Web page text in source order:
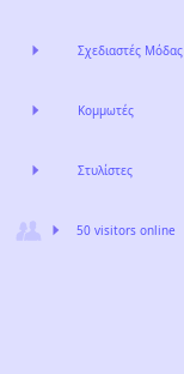
Σχεδιαστές Μόδας
Κομμωτές
Στυλίστες
50 visitors online